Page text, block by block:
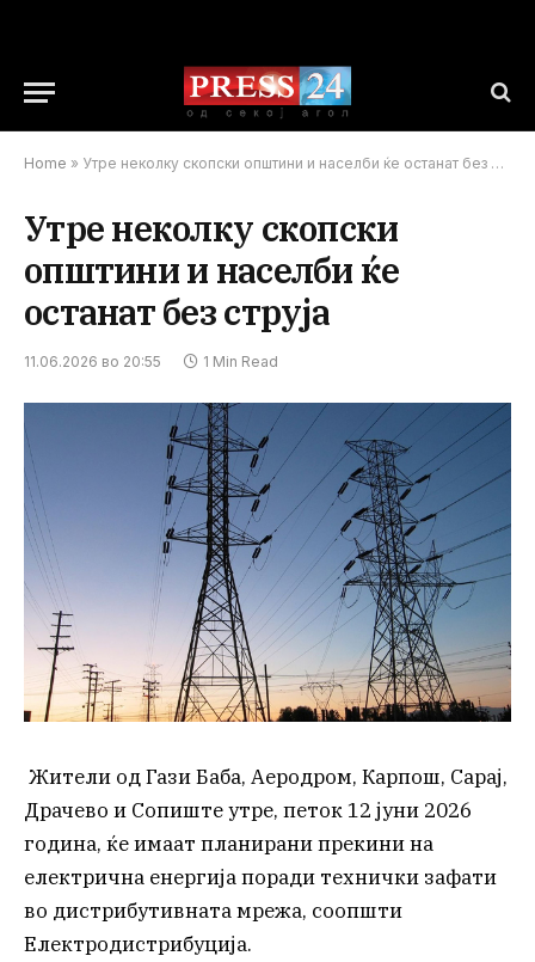
Home » Утре неколку скопски општини и населби ќе останат без струја
Утре неколку скопски
општини и населби ќе
останат без струја
11.06.2026 во 20:55 1 Min Read
Жители од Гази Баба, Аеродром, Карпош, Сарај,
Драчево и Сопиште утре, петок 12 јуни 2026
година, ќе имаат планирани прекини на
електрична енергија поради технички зафати
во дистрибутивната мрежа, соопшти
Електродистрибуција.